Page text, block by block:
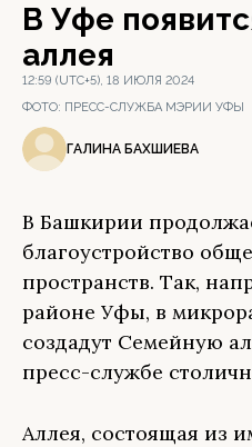
В Уфе
аллея
12:59 (UTC+5), 18 ИЮЛЯ 2024
ФОТО: ПРЕСС-СЛУЖБА МЭРИИ УФЫ
ГАЛИНА БАХШИЕВА
В Башкирии
благоустройство
пространств. Так,
районе Уфы, в
создадут Семейную
пресс-службе
Аллея, состоящая из